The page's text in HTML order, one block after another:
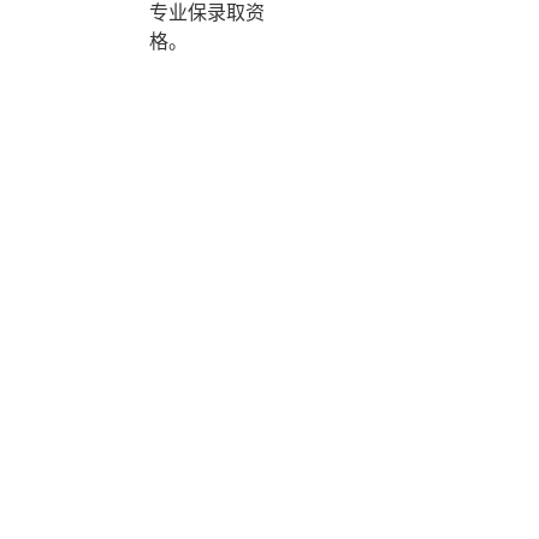
专业保录取资
格。